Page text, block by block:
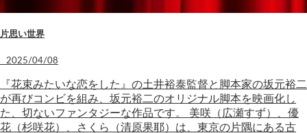
片思い世界
2025/04/08
『花束みたいな恋をした』の土井裕泰監督と脚本家の坂元裕二
が再びコンビを組み、坂元裕二のオリジナル脚本を映画化し
た、切ないファンタジーな作品です。 美咲（広瀬すず）、優
花（杉咲花）、さくら（清原果耶）は、東京の片隅にある古